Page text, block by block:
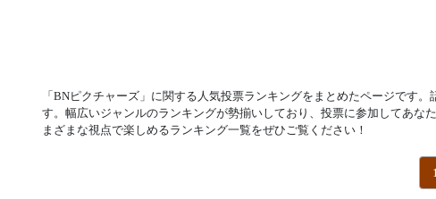
「BNピクチャーズ」に関する人気投票ランキングをまとめたページです
す。幅広いジャンルのランキングが勢揃いしており、投票に参加してあな
まざまな視点で楽しめるランキング一覧をぜひご覧ください！